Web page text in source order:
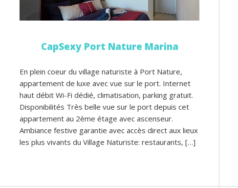
CapSexy Port Nature Marina
En plein coeur du village naturiste à Port Nature,
appartement de luxe avec vue sur le port. Internet
haut débit Wi-Fi dédié, climatisation, parking gratuit.
Disponibilités Très belle vue sur le port depuis cet
appartement au 2ème étage avec ascenseur.
Ambiance festive garantie avec accès direct aux lieux
les plus vivants du Village Naturiste: restaurants, […]